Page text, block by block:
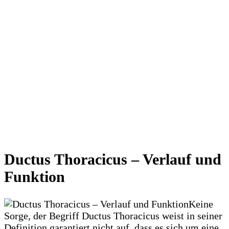
Ductus Thoracicus – Verlauf und
Funktion
Keine
Sorge, der Begriff Ductus Thoracicus weist in seiner